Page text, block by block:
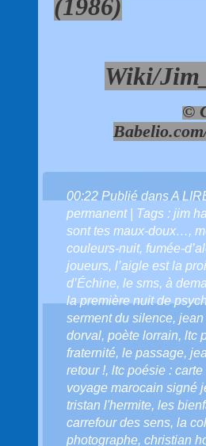
(1986)
Wiki/
©
00:22 Publié dansA
permanent| Tags : jim
sont tes maux-doux…,
couleurs-nuit, fumée-
joueurs, l’aigle est la
d’Échine, le sms, à
la première nuit de
serment du silence, jean
dorval, poète lorrain, ltc
fraternité, le passage,
retour !, ltc poésie :
voyage marocain signé
tristan l'hermite, les
carrefour des sens, la
photographe, christian